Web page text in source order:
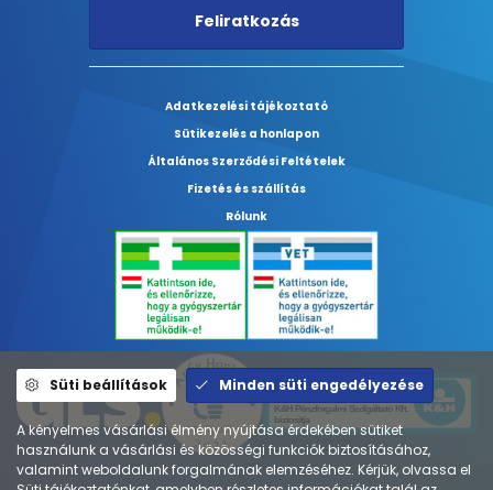
Feliratkozás
Adatkezelési tájékoztató
Sütikezelés a honlapon
Általános Szerződési Feltételek
Fizetés és szállítás
Rólunk
Süti beállítások Minden süti engedélyezése
A kényelmes vásárlási élmény nyújtása érdekében sütiket
használunk a vásárlási és közösségi funkciók biztosításához,
valamint weboldalunk forgalmának elemzéséhez. Kérjük, olvassa el